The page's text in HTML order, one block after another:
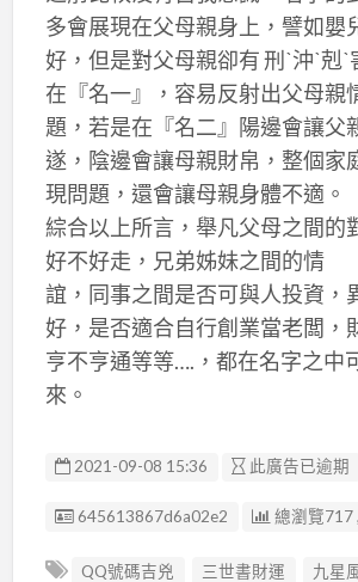
多會展現在父母親身上，譬如嬰
好，但是對父母親卻有 刑ˋ沖ˋ剋
在『名一』，容易反射出父母親
題，若是在『名二』陽邊會讓父
遂，陰邊會讓母親財帛，整個家
現問題，還會讓母親身體不適。
綜合以上所言，舉凡父母之間的
好不好走，兄弟姊妹之間的情
誼，同事之間是否可與人投資，
好，是否適合自行創業當老闆，
亨不亨通等等….，都在名字之中
來。
2021-09-08 15:36 此廣告已逾期
廣告编號
645613867d6a02e2 總瀏覽717
QQ號碼吉兇 三世書財運
九星